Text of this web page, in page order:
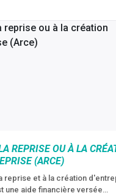
REPRISE OU À LA
(ARCE)
reprise et à la création
une aide financière versée…